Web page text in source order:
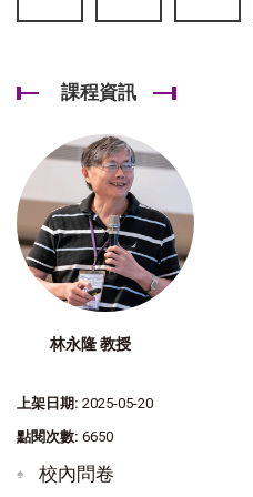
課程資訊
林永隆 教授
上架日期: 2025-05-20
點閱次數: 6650
校內問卷